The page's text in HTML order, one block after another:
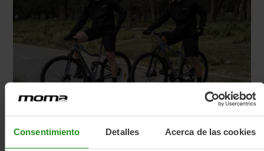
Consentimiento Detalles Acerca de las cookies